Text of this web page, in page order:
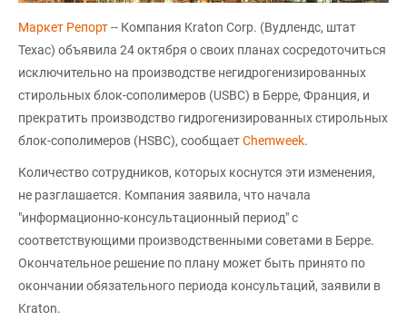
Маркет Репорт-- Компания Kraton Corp. (Вудлендс, штат
Техас) объявила 24 октября о своих планах сосредоточиться
исключительно на производстве негидрогенизированных
стирольных блок-сополимеров (USBC) в Берре, Франция, и
прекратить производство гидрогенизированных стирольных
блок-сополимеров (HSBC), сообщаетChemweek.
Количество сотрудников, которых коснутся эти изменения,
не разглашается. Компания заявила, что начала
"информационно-консультационный период" с
соответствующими производственными советами в Берре.
Окончательное решение по плану может быть принято по
окончании обязательного периода консультаций, заявили в
Kraton.